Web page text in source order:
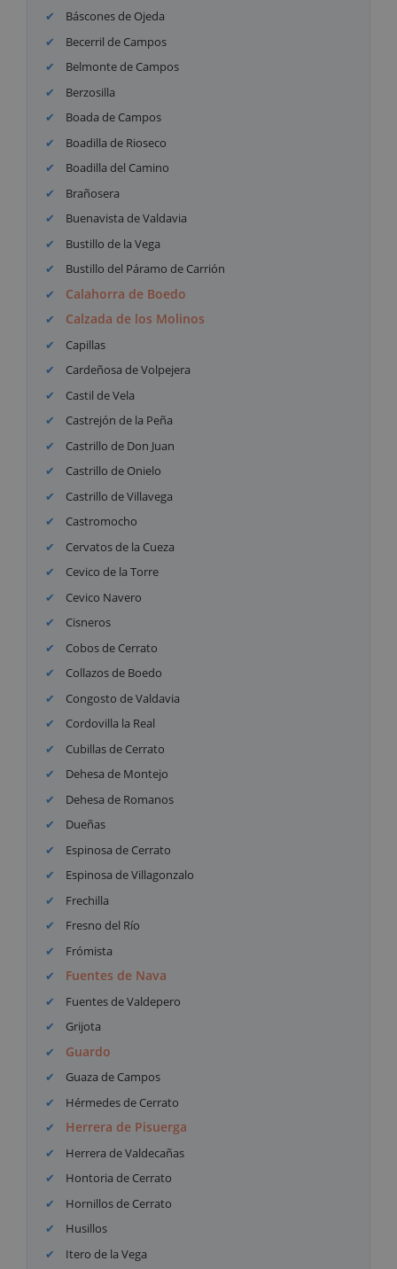
Báscones de Ojeda
Becerril de Campos
Belmonte de Campos
Berzosilla
Boada de Campos
Boadilla de Rioseco
Boadilla del Camino
Brañosera
Buenavista de Valdavia
Bustillo de la Vega
Bustillo del Páramo de Carrión
Calahorra de Boedo
Calzada de los Molinos
Capillas
Cardeñosa de Volpejera
Castil de Vela
Castrejón de la Peña
Castrillo de Don Juan
Castrillo de Onielo
Castrillo de Villavega
Castromocho
Cervatos de la Cueza
Cevico de la Torre
Cevico Navero
Cisneros
Cobos de Cerrato
Collazos de Boedo
Congosto de Valdavia
Cordovilla la Real
Cubillas de Cerrato
Dehesa de Montejo
Dehesa de Romanos
Dueñas
Espinosa de Cerrato
Espinosa de Villagonzalo
Frechilla
Fresno del Río
Frómista
Fuentes de Nava
Fuentes de Valdepero
Grijota
Guardo
Guaza de Campos
Hérmedes de Cerrato
Herrera de Pisuerga
Herrera de Valdecañas
Hontoria de Cerrato
Hornillos de Cerrato
Husillos
Itero de la Vega